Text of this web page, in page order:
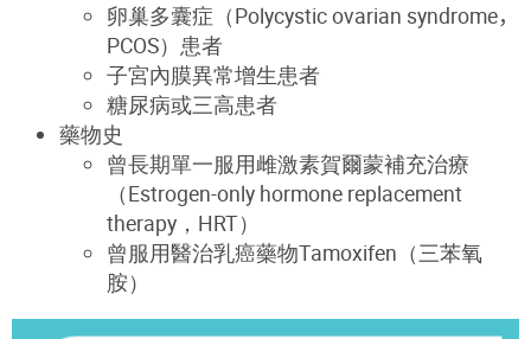
卵巢多囊症（Polycystic ovarian syndrome，
PCOS）患者
子宮內膜異常增生患者
糖尿病或三高患者
藥物史
曾長期單一服用雌激素賀爾蒙補充治療
（Estrogen-only hormone replacement
therapy ， HRT）
曾服用醫治乳癌藥物Tamoxifen（三苯氧
胺）